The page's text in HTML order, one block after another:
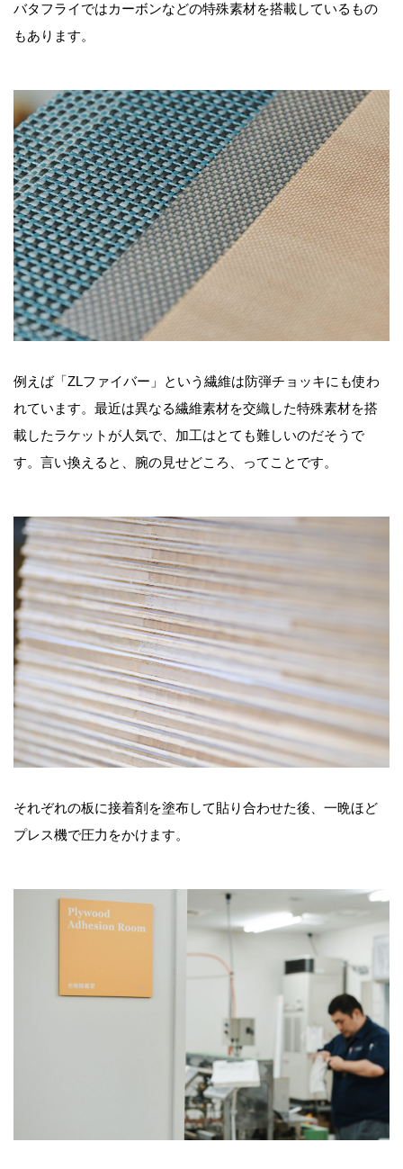
バタフライではカーボンなどの特殊素材を搭載しているもの
もあります。
例えば「ZLファイバー」という繊維は防弾チョッキにも使わ
れています。最近は異なる繊維素材を交織した特殊素材を搭
載したラケットが人気で、加工はとても難しいのだそうで
す。言い換えると、腕の見せどころ、ってことです。
それぞれの板に接着剤を塗布して貼り合わせた後、一晩ほど
プレス機で圧力をかけます。